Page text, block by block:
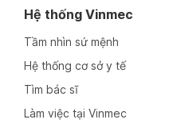
Hệ thống Vinmec
Tầm nhìn sứ mệnh
Hệ thống cơ sở y tế
Tìm bác sĩ
Làm việc tại Vinmec